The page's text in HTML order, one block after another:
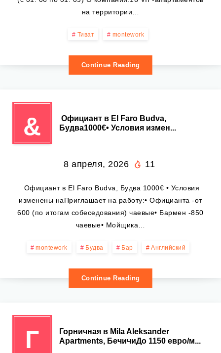
на территории…
Тиват montework
Continue Reading
&
️ Официант в El Faro Budva,
Будва1000€• Условия измен...
8 апреля, 2026 11
️ Официант в El Faro Budva, Будва 1000€ • Условия
изменены наПриглашает на работу:• Официанта -от
600 (по итогам собеседования) чаевые• Бармен -850
чаевые• Мойщика…
montework Будва Бар Английский
Continue Reading
Г
Горничная в Mila Aleksander
Apartments, БечичиДо 1150 евро/м...